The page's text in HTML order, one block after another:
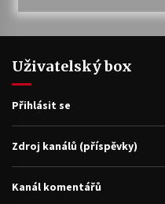
Uživatelský box
Přihlásit se
Zdroj kanálů (příspěvky)
Kanál komentářů